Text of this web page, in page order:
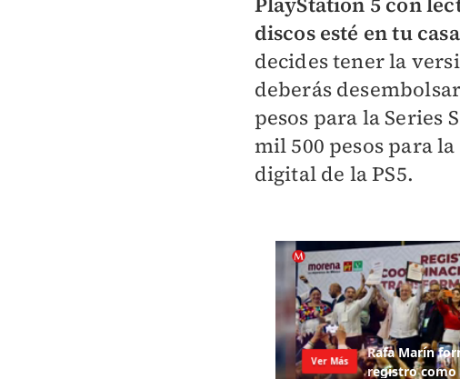
discos esté en tu casa
decides tener la
deberás
pesos para la Series
mil 500 pesos para
digital de la PS5.